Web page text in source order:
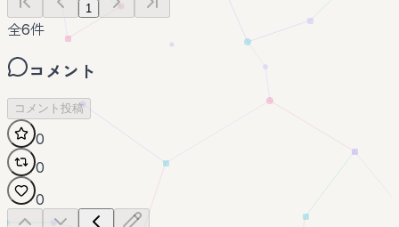
1
全6件
コメント
コメント投稿
0
0
0